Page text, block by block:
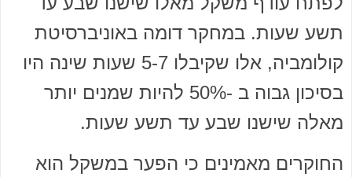
תשע שעות. במחקר דומה באוניברסיטת
קולומביה, אלו שקיבלו 5-7 שעות שינה היו
בסיכון גבוה ב -50% להיות שמנים יותר
מאלה שישנו שבע עד תשע שעות.
החוקרים מאמינים כי הפער במשקל הוא